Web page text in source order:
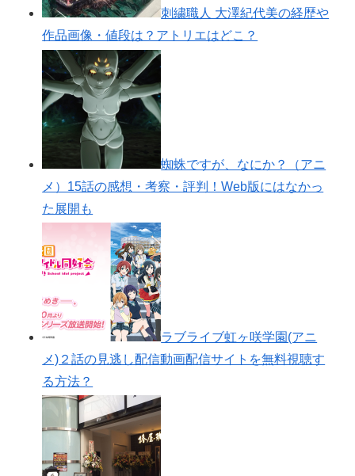
刺繍職人 大澤紀代美の経歴や
作品画像・値段は？アトリエはどこ？
蜘蛛ですが、なにか？（アニ
メ）15話の感想・考察・評判！Web版にはなかっ
た展開も
ラブライブ虹ヶ咲学園(アニ
メ)２話の見逃し配信動画配信サイトを無料視聴す
る方法？